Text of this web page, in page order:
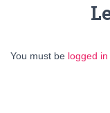
You must be logged in